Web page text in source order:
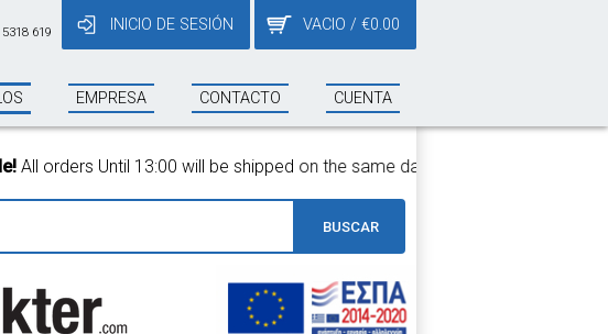
619
INICIO DE SESIÓN VACIO / €0.00
EMPRESA CONTACTO CUENTA
Until 13:00 will be shipped on the same day!
BUSCAR